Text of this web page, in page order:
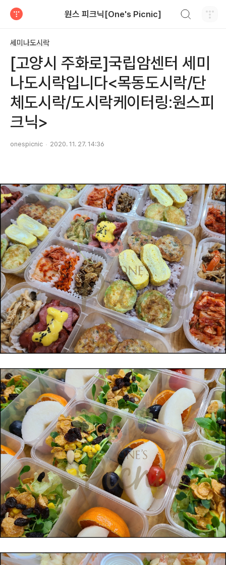
원스 피크닉[One's Picnic]
세미나도시락
[고양시 주화로]국립암센터 세미
나도시락입니다<목동도시락/단
체도시락/도시락케이터링:원스피
크닉>
onespicnic 2020. 11. 27. 14:36